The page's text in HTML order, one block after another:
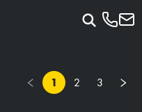
1 2 3